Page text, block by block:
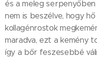
és a meleg
nem is beszélve, hogy
kollagénrostok
maradva, ezt a kemény
így a bőr feszesebbé